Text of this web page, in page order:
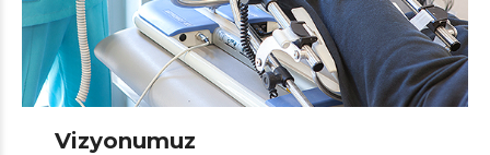
Vizyonumuz